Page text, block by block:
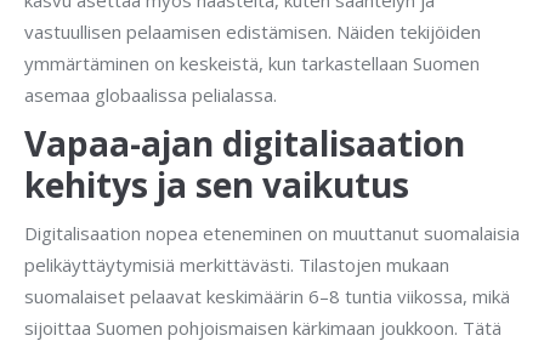
vastuullisen pelaamisen edistämisen. Näiden tekijöiden
ymmärtäminen on keskeistä, kun tarkastellaan Suomen
asemaa globaalissa pelialassa.
Vapaa-ajan digitalisaation
kehitys ja sen vaikutus
Digitalisaation nopea eteneminen on muuttanut suomalaisia
pelikäyttäytymisiä merkittävästi. Tilastojen mukaan
suomalaiset pelaavat keskimäärin 6–8 tuntia viikossa, mikä
sijoittaa Suomen pohjoismaisen kärkimaan joukkoon. Tätä